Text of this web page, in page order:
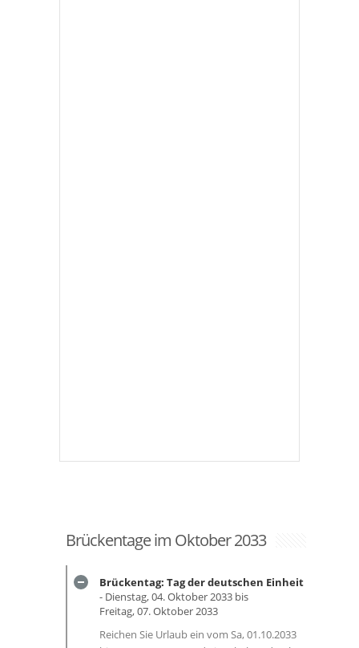
Brückentage im Oktober 2033
Brückentag: Tag der deutschen Einheit
- Dienstag, 04. Oktober 2033 bis
Freitag, 07. Oktober 2033
Reichen Sie Urlaub ein vom Sa, 01.10.2033